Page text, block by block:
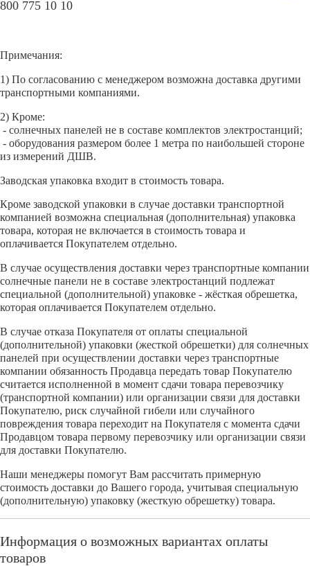
800 775 10 10
Примечания:
1) По согласованию с менеджером возможна доставка другими
транспортными компаниями.
2) Кроме:
- солнечных панелей не в составе комплектов электростанций;
- оборудования размером более 1 метра по наибольшей стороне
из измерений ДШВ.
Заводская упаковка входит в стоимость товара.
Кроме заводской упаковки в случае доставки транспортной
компанией возможна специальная (дополнительная) упаковка
товара, которая не включается в стоимость товара и
оплачивается Покупателем отдельно.
В случае осуществления доставки через транспортные компании
солнечные панели не в составе электростанций подлежат
специальной (дополнительной) упаковке - жёсткая обрешетка,
которая оплачивается Покупателем отдельно.
В случае отказа Покупателя от оплаты специальной
(дополнительной) упаковки (жесткой обрешетки) для солнечных
панелей при осуществлении доставки через транспортные
компании обязанность Продавца передать товар Покупателю
считается исполненной в момент сдачи товара перевозчику
(транспортной компании) или организации связи для доставки
Покупателю, риск случайной гибели или случайного
повреждения товара переходит на Покупателя с момента сдачи
Продавцом товара первому перевозчику или организации связи
для доставки Покупателю.
Наши менеджеры помогут Вам рассчитать примерную
стоимость доставки до Вашего города, учитывая специальную
(дополнительную) упаковку (жесткую обрешетку) товара.
Информация о возможных вариантах оплаты
товаров